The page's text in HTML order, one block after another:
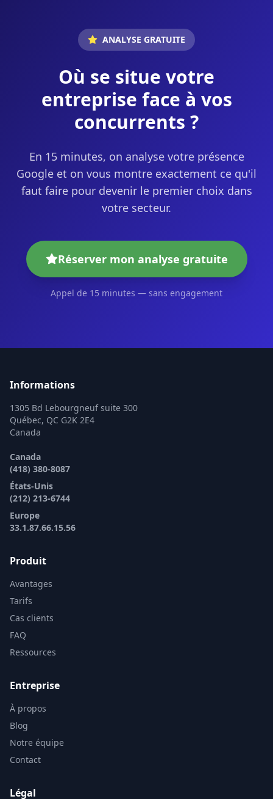
ANALYSE GRATUITE
Où se situe votre
entreprise face à vos
concurrents ?
En 15 minutes, on analyse votre présence
Google et on vous montre exactement ce qu'il
faut faire pour devenir le premier choix dans
votre secteur.
Réserver mon analyse gratuite
Appel de 15 minutes — sans engagement
Informations
1305 Bd Lebourgneuf suite 300
Québec, QC G2K 2E4
Canada
Canada
(418) 380-8087
États-Unis
(212) 213-6744
Europe
33.1.87.66.15.56
Produit
Avantages
Tarifs
Cas clients
FAQ
Ressources
Entreprise
À propos
Blog
Notre équipe
Contact
Légal